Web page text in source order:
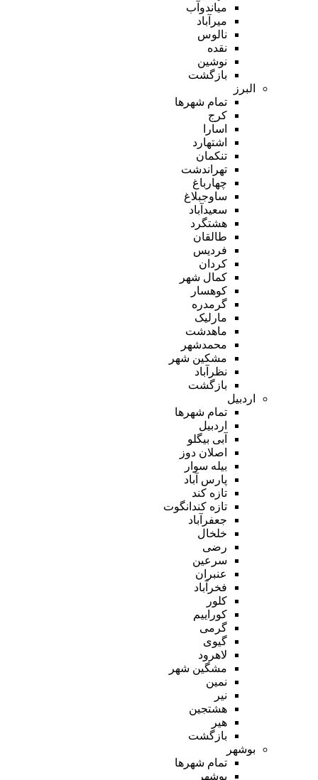
میاندوآب
میرآباد
نالوس
نقده
نوشین
بازگشت
البرز
تمام شهر‌ها
کرج
اسارا
اشتهارد
تنکمان
تهراندشت
چهارباغ
ساوجبلاغ
سعیدآباد
هشتگرد
طالقان
فردیس
کردان
کمال شهر
کوهسار
گرمدره
مارلیک
ماهدشت
محمدشهر
مشکین شهر
نظرآباد
بازگشت
اردبیل
تمام شهر‌ها
اردبیل
آبی بیگلو
اصلان دوز
بیله سوار
پارس آباد
تازه کند
تازه کندانگوت
جعفرآباد
خلخال
رضی
سرعین
عنبران
فخرآباد
کلور
کوراییم
گرمی
گیوی
لاهرود
مشگین شهر
نمین
نیر
هشتجین
هیر
بازگشت
بوشهر
تمام شهر‌ها
بوشهر